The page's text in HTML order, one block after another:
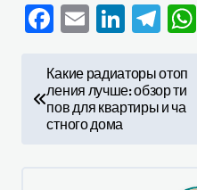
Facebook
Email
Какие радиаторы отоп
ления лучше: обзор ти
пов для квартиры и ча
стного дома